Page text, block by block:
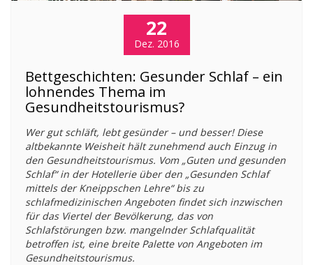
22
Dez. 2016
Bettgeschichten: Gesunder Schlaf – ein
lohnendes Thema im
Gesundheitstourismus?
Wer gut schläft, lebt gesünder – und besser! Diese
altbekannte Weisheit hält zunehmend auch Einzug in
den Gesundheitstourismus. Vom „Guten und gesunden
Schlaf“ in der Hotellerie über den „Gesunden Schlaf
mittels der Kneippschen Lehre“ bis zu
schlafmedizinischen Angeboten findet sich inzwischen
für das Viertel der Bevölkerung, das von
Schlafstörungen bzw. mangelnder Schlafqualität
betroffen ist, eine breite Palette von Angeboten im
Gesundheitstourismus.